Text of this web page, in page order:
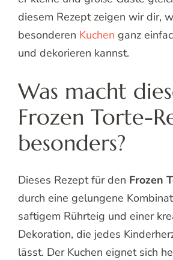
diesem Rezept zeigen wir dir,
besonderen Kuchen ganz
und dekorieren kannst.
Was macht
Frozen Torte-
besonders?
Dieses Rezept für den Frozen
durch eine gelungene
saftigem Rührteig und einer
Dekoration, die jedes
lässt. Der Kuchen eignet sich